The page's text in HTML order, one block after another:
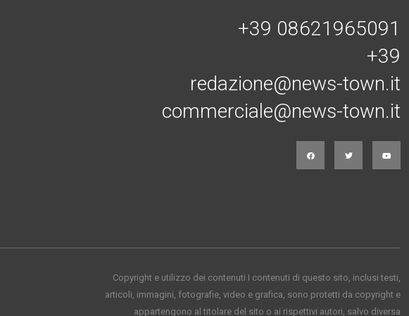
+39 08621965091
+39
redazione@news-town.it
commerciale@news-town.it
Copyright e utilizzo dei contenuti I contenuti di questo sito, inclusi testi,
articoli, immagini, fotografie, video e grafica, sono protetti da copyright e
appartengono al titolare del sito o ai rispettivi autori, salvo diversa